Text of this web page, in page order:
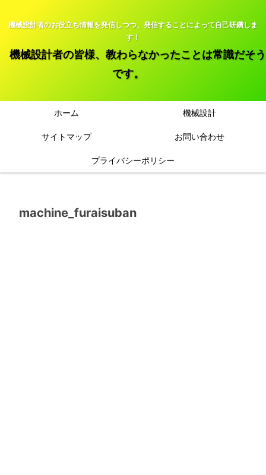
機械設計者のお役立ち情報を発信しつつ、発信することによって自己研鑽しま
す！
機械設計者の皆様、教わらなかったことは常識だそう
です。
ホーム 機械設計
サイトマップ お問い合わせ
プライバシーポリシー
machine_furaisuban